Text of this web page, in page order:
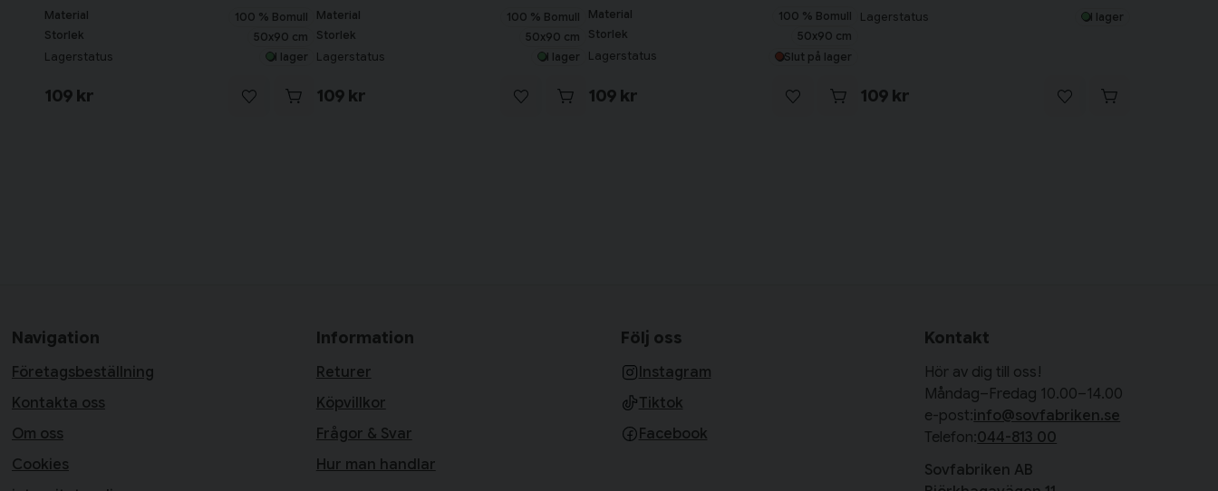
Material
100 % Bomull
Storlek
50x90 cm
Lagerstatus I lager
109 kr
Material
100 % Bomull
Storlek
50x90 cm
Lagerstatus I lager
109 kr
Material
100 % Bomull
Storlek
50x90 cm
Lagerstatus Slut på lager
109 kr
Lagerstatus I lager
109 kr
Navigation
Företagsbeställning
Kontakta oss
Om oss
Cookies
Information
Returer
Köpvillkor
Frågor & Svar
Hur man handlar
Följ oss
Instagram
Tiktok
Facebook
Kontakt
Hör av dig till oss!
Måndag–Fredag 10.00–14.00
e-post:info@sovfabriken.se
Telefon:044-813 00
Sovfabriken AB